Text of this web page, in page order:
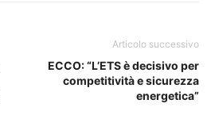
Articolo successivo
ECCO: “L’ETS è decisivo per
competitività e sicurezza
energetica”